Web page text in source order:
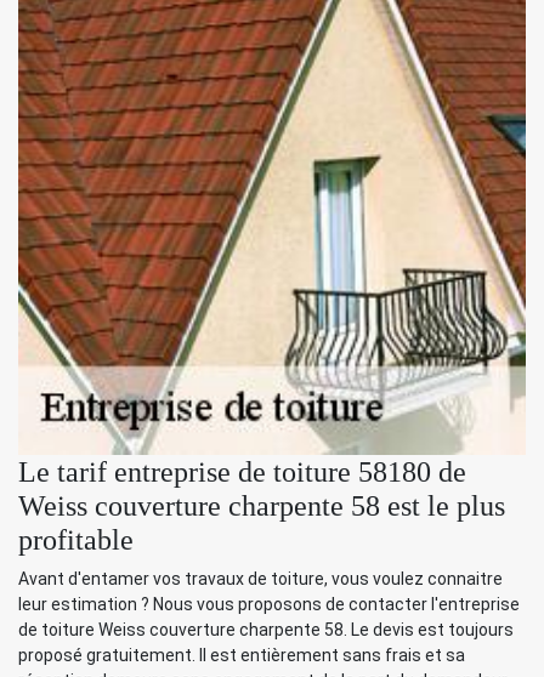
Le tarif entreprise de toiture 58180 de
Weiss couverture charpente 58 est le plus
profitable
Avant d'entamer vos travaux de toiture, vous voulez connaitre
leur estimation ? Nous vous proposons de contacter l'entreprise
de toiture Weiss couverture charpente 58. Le devis est toujours
proposé gratuitement. Il est entièrement sans frais et sa